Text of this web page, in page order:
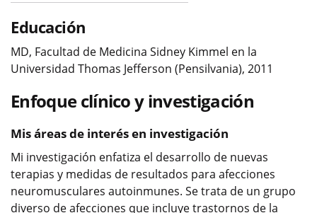
Educación
MD, Facultad de Medicina Sidney Kimmel en la
Universidad Thomas Jefferson (Pensilvania), 2011
Enfoque clínico y investigación
Mis áreas de interés en investigación
Mi investigación enfatiza el desarrollo de nuevas
terapias y medidas de resultados para afecciones
neuromusculares autoinmunes. Se trata de un grupo
diverso de afecciones que incluye trastornos de la